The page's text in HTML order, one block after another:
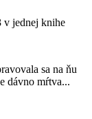
v jednej knihe
sa na ňu
dávno mŕtva...